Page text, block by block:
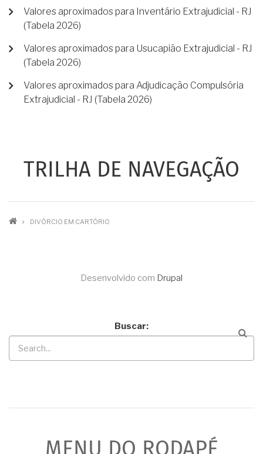
Valores aproximados para Inventário Extrajudicial - RJ
(Tabela 2026)
Valores aproximados para Usucapião Extrajudicial - RJ
(Tabela 2026)
Valores aproximados para Adjudicação Compulsória
Extrajudicial - RJ (Tabela 2026)
TRILHA DE NAVEGAÇÃO
DIVÓRCIO EM CARTÓRIO
Desenvolvido com Drupal
Buscar